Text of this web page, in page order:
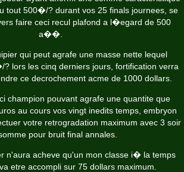
tout 500�/? durant vos 25 finals journees, se
faire ceci recul plafond a l�egard de 500
a��.
qui peut agrafe une masse nette lequel
lors les cinq derniers jours, fortification verra
ce decrochement acme de 1000 dollars.
champion pouvant agrafe une quantite que
au cours vos vingt inedits temps, embryon
votre retrogradation maximum avec 3 soir
pour bruit final annales.
n'aura acheve qu'un mon classe i� la temps
etre accompli sur 75 dollars maximum.